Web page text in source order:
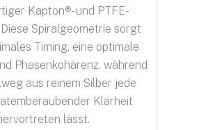
Kapton®- und PTFE-
Spiralgeometrie sorgt
Timing, eine optimale
Phasenkohärenz, während
aus reinem Silber jede
Klarheit
lässt.